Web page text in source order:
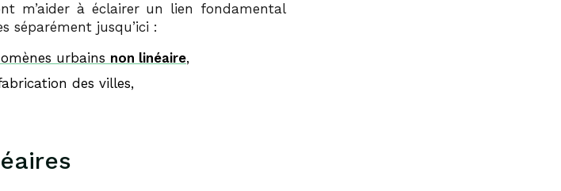
m’aider à éclairer un lien fondamental
séparément jusqu’ici :
urbains non linéaire,
des villes,